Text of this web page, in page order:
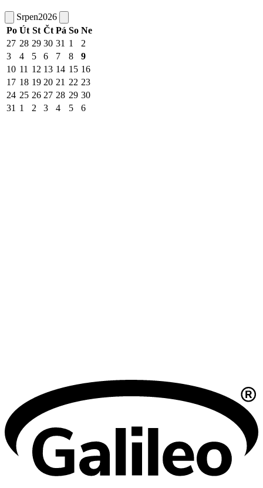
Srpen2026
Po Út St Čt Pá So Ne
27 28 29 30 31 1
2
3
4 5 6 7 8
9
10 11 12 13 14 15 16
17 18 19 20 21 22 23
24 25 26 27 28 29 30
31 1 2 3 4 5 6